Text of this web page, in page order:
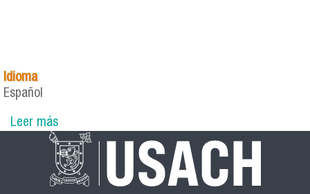
Idioma
Español
Leer mássobre Boletín N°2 - Rol del Psicólogo/a del
Programa de Integración Escolar de un Centro
Educativo Integrada para Adultos